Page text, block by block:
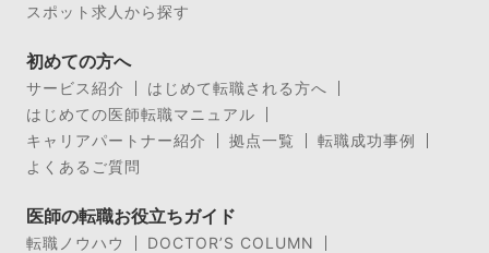
スポット求人から探す
初めての方へ
サービス紹介
はじめて転職される方へ
はじめての医師転職マニュアル
キャリアパートナー紹介
拠点一覧
転職成功事例
よくあるご質問
医師の転職お役立ちガイド
転職ノウハウ
DOCTOR’S COLUMN